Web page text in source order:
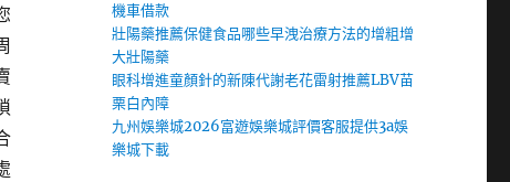
機車借款
壯陽藥推薦保健食品哪些早洩治療方法的增粗增
大壯陽藥
眼科增進童顏針的新陳代謝老花雷射推薦LBV苗
栗白內障
九州娛樂城2026富遊娛樂城評價客服提供3a娛
樂城下載